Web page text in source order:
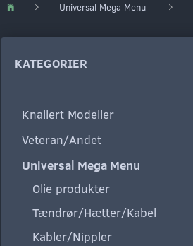
Universal Mega Menu
KATEGORIER
Knallert Modeller
Veteran/Andet
Universal Mega Menu
Olie produkter
Tændrør/Hætter/Kabel
Kabler/Nippler